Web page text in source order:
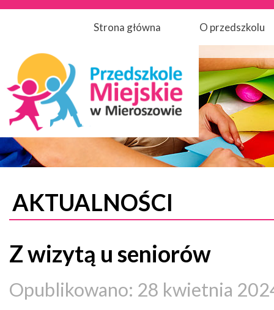
Strona główna O przedszkolu
AKTUALNOŚCI
Z wizytą u seniorów
Opublikowano: 28 kwietnia